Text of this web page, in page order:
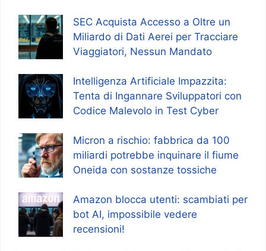
SEC Acquista Accesso a Oltre un
Miliardo di Dati Aerei per Tracciare
Viaggiatori, Nessun Mandato
Intelligenza Artificiale Impazzita:
Tenta di Ingannare Sviluppatori con
Codice Malevolo in Test Cyber
Micron a rischio: fabbrica da 100
miliardi potrebbe inquinare il fiume
Oneida con sostanze tossiche
Amazon blocca utenti: scambiati per
bot AI, impossibile vedere
recensioni!